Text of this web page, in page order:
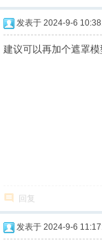
发表于 2024-9-6
建议可以再加个遮罩
回复
发表于 2024-9-6